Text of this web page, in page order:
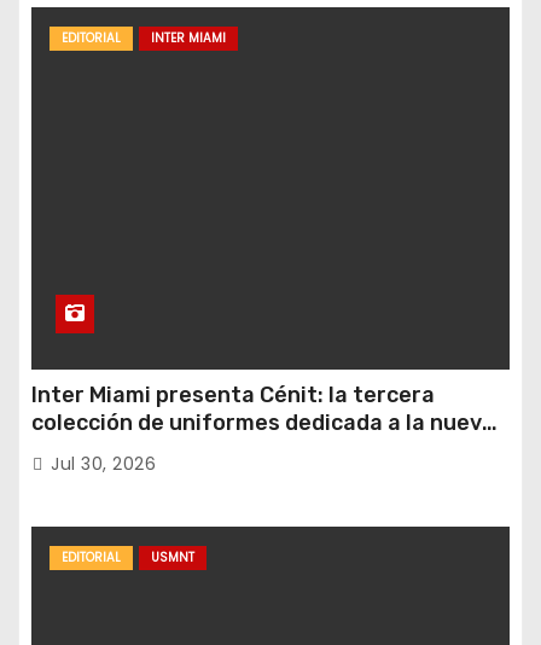
EDITORIAL INTER MIAMI
Inter Miami presenta Cénit: la tercera
colección de uniformes dedicada a la nueva
casa y al logro del club en nuevas alturas
Jul 30, 2026
EDITORIAL USMNT